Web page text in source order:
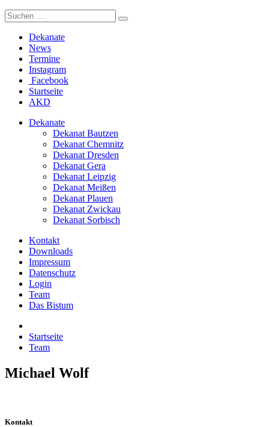
Dekanate
News
Termine
Instagram
Facebook
Startseite
AKD
Dekanate
Dekanat Bautzen
Dekanat Chemnitz
Dekanat Dresden
Dekanat Gera
Dekanat Leipzig
Dekanat Meißen
Dekanat Plauen
Dekanat Zwickau
Dekanat Sorbisch
Kontakt
Downloads
Impressum
Datenschutz
Login
Team
Das Bistum
Startseite
Team
Michael Wolf
Kontakt